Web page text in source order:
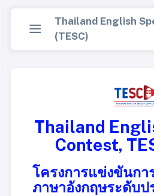
Thailand English
(TESC)
Thailand
Contest,
โครงการแข่งขันก
ภาษาอังกฤษระดับป